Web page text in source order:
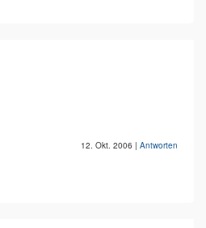
12. Okt. 2006 | Antworten